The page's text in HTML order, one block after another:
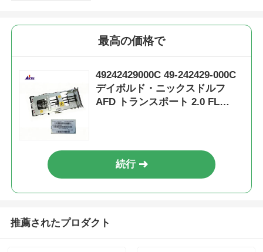
最高の価格で
49242429000C 49-242429-000C
デイボルド・ニックスドルフ
AFD トランスポート 2.0 FL
続行
推薦されたプロダクト